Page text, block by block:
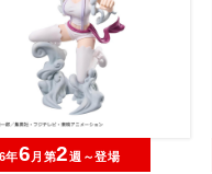
年6 月第2週～登場